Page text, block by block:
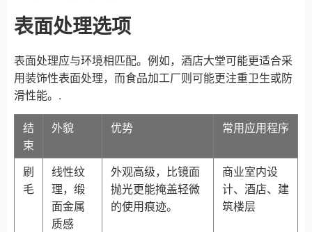
表面处理选项
表面处理应与环境相匹配。例如，酒店大堂可能更适合采
用装饰性表面处理，而食品加工厂则可能更注重卫生或防
滑性能。.
结
束
外貌 优势 常用应用程序
刷
毛
线性纹
理，缎
面金属
质感
外观高级，比镜面
抛光更能掩盖轻微
的使用痕迹。
商业室内设
计、酒店、建
筑楼层